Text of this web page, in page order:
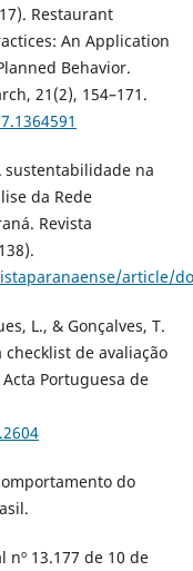
Restaurant
An Application
Behavior.
21(2), 154–171.
sustentabilidade na
da Rede
Revista
article/
L., & Gonçalves, T.
de avaliação
Portuguesa de
do
nº 13.177 de 10 de